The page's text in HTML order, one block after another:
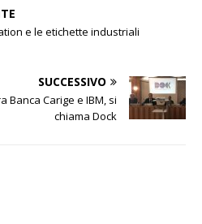
e le etichette industriali
SUCCESSIVO
Banca Carige e IBM, si
chiama Dock